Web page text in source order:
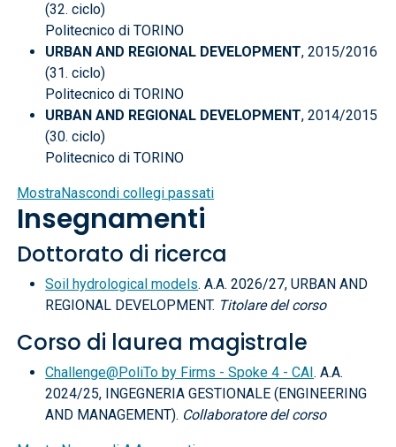
(32. ciclo)
Politecnico di TORINO
URBAN AND REGIONAL DEVELOPMENT, 2015/2016
(31. ciclo)
Politecnico di TORINO
URBAN AND REGIONAL DEVELOPMENT, 2014/2015
(30. ciclo)
Politecnico di TORINO
MostraNascondi collegi passati
Insegnamenti
Dottorato di ricerca
Soil hydrological models. A.A. 2026/27, URBAN AND
REGIONAL DEVELOPMENT. Titolare del corso
Corso di laurea magistrale
Challenge@PoliTo by Firms - Spoke 4 - CAI. A.A.
2024/25, INGEGNERIA GESTIONALE (ENGINEERING
AND MANAGEMENT). Collaboratore del corso